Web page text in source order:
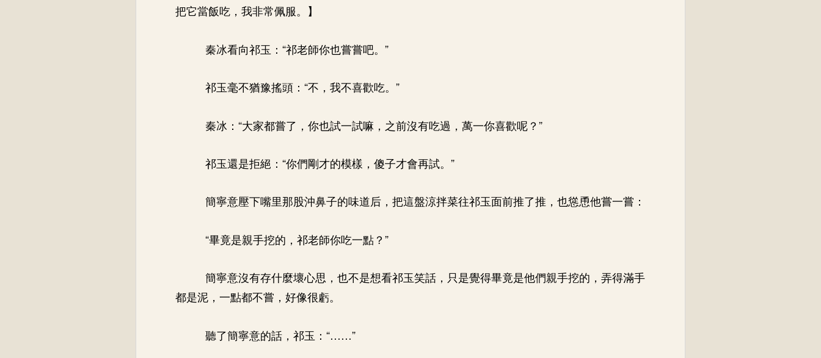
把它當飯吃，我非常佩服。】
秦冰看向祁玉：“祁老師你也嘗嘗吧。”
祁玉毫不猶豫搖頭：“不，我不喜歡吃。”
秦冰：“大家都嘗了，你也試一試嘛，之前沒有吃過，萬一你喜歡呢？”
祁玉還是拒絕：“你們剛才的模樣，傻子才會再試。”
簡寧意壓下嘴里那股沖鼻子的味道后，把這盤涼拌菜往祁玉面前推了推，也慫恿他嘗一嘗：
“畢竟是親手挖的，祁老師你吃一點？”
簡寧意沒有存什麼壞心思，也不是想看祁玉笑話，只是覺得畢竟是他們親手挖的，弄得滿手
都是泥，一點都不嘗，好像很虧。
聽了簡寧意的話，祁玉：“……”